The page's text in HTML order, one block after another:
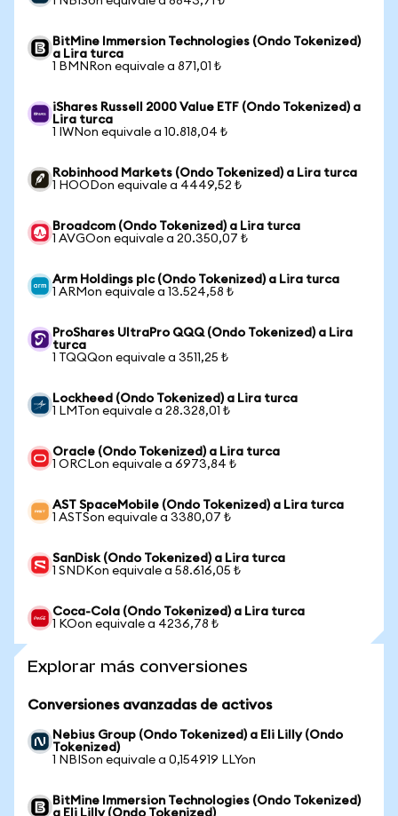
BitMine Immersion Technologies (Ondo Tokenized)
a Lira turca
1 BMNRon equivale a 871,01 ₺
iShares Russell 2000 Value ETF (Ondo Tokenized) a
Lira turca
1 IWNon equivale a 10.818,04 ₺
Robinhood Markets (Ondo Tokenized) a Lira turca
1 HOODon equivale a 4449,52 ₺
Broadcom (Ondo Tokenized) a Lira turca
1 AVGOon equivale a 20.350,07 ₺
Arm Holdings plc (Ondo Tokenized) a Lira turca
1 ARMon equivale a 13.524,58 ₺
ProShares UltraPro QQQ (Ondo Tokenized) a Lira
turca
1 TQQQon equivale a 3511,25 ₺
Lockheed (Ondo Tokenized) a Lira turca
1 LMTon equivale a 28.328,01 ₺
Oracle (Ondo Tokenized) a Lira turca
1 ORCLon equivale a 6973,84 ₺
AST SpaceMobile (Ondo Tokenized) a Lira turca
1 ASTSon equivale a 3380,07 ₺
SanDisk (Ondo Tokenized) a Lira turca
1 SNDKon equivale a 58.616,05 ₺
Coca-Cola (Ondo Tokenized) a Lira turca
1 KOon equivale a 4236,78 ₺
Explorar más conversiones
Conversiones avanzadas de activos
Nebius Group (Ondo Tokenized) a Eli Lilly (Ondo
Tokenized)
1 NBISon equivale a 0,154919 LLYon
BitMine Immersion Technologies (Ondo Tokenized)
a Eli Lilly (Ondo Tokenized)